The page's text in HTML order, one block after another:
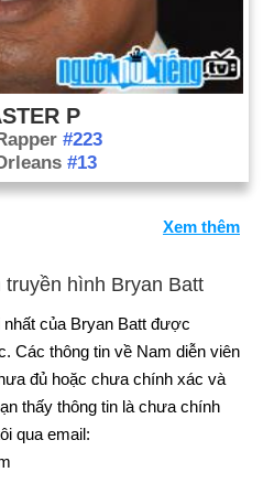
P
#223
#13
Xem thêm
hình Bryan Batt
của Bryan Batt được
Các thông tin về Nam diễn viên
đủ hoặc chưa chính xác và
thấy thông tin là chưa chính
qua email: